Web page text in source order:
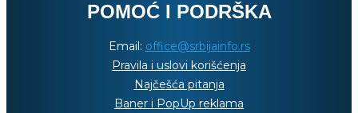
POMOĆ I PODRŠKA
Email: office@srbijainfo.rs
Pravila i uslovi korišćenja
Najčešća pitanja
Baner i PopUp reklama